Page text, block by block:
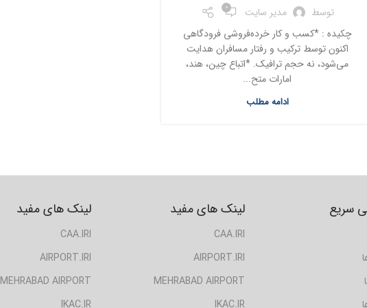
توسط مدیر سایت 0
چکیده : *کسب و کار خرده‌فروشی فرودگاهی
اکنون توسط ترکیب و رفتار مسافران هدایت
می‌شود، نه حجم ترافیک. *اتباع چین، هند،
امارات متح...
ادامه مطلب
لینک های مفید
CAA.IRI
AIRPORT.IRI
MEHRABAD AIRPORT
IKAC.IR
لینک های مفید
CAA.IRI
AIRPORT.IRI
MEHRABAD AIRPORT
IKAC.IR
سریع